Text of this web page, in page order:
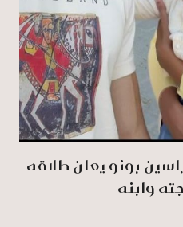
بونو يعلن طلاقه
وابنه